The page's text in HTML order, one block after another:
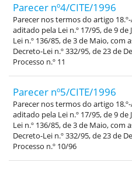
Parecer nº4/CITE/1996
Parecer nos termos do artigo
aditado pela Lei n.º 17/95, de 9
Lei n.º 136/85, de 3 de Maio, com
Decreto-Lei n.º 332/95, de 23 de
Processo n.º 11
Parecer nº5/CITE/1996
Parecer nos termos do artigo
aditado pela Lei n.º 17/95, de 9
Lei n.º 136/85, de 3 de Maio, com
Decreto-Lei n.º 332/95, de 23 de
Processo n.º 10/96